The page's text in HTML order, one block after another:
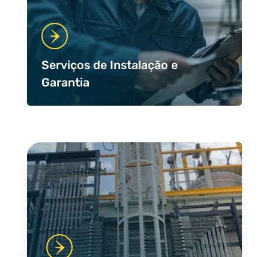
Serviços de Instalação e
Garantia
Case Studies